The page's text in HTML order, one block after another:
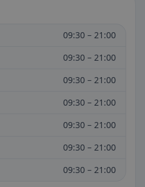
09:30 – 21:00
09:30 – 21:00
09:30 – 21:00
09:30 – 21:00
09:30 – 21:00
09:30 – 21:00
09:30 – 21:00